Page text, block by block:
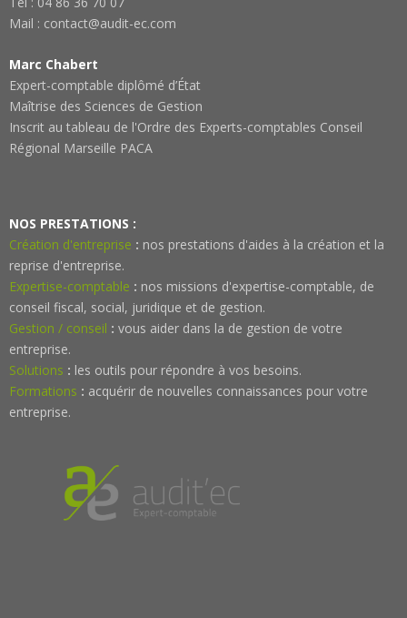
Mail : contact@audit-ec.com
Marc Chabert
Expert-comptable diplômé d’État
Maîtrise des Sciences de Gestion
Inscrit au tableau de l'Ordre des Experts-comptables Conseil
Régional Marseille PACA
NOS PRESTATIONS :
Création d'entreprise : nos prestations d'aides à la création et la
reprise d'entreprise.
Expertise-comptable : nos missions d'expertise-comptable, de
conseil fiscal, social, juridique et de gestion.
Gestion / conseil : vous aider dans la de gestion de votre
entreprise.
Solutions : les outils pour répondre à vos besoins.
Formations : acquérir de nouvelles connaissances pour votre
entreprise.